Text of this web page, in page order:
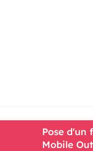
Pose d'un
Mobile